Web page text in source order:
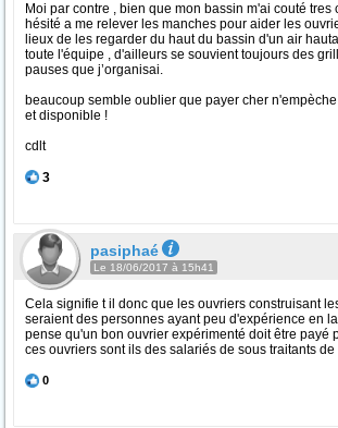
Moi par contre , bien que mon bassin m'ai couté tres
hésité a me relever les manches pour aider les
lieux de les regarder du haut du bassin d'un air
toute l'équipe , d'ailleurs se souvient toujours des
pauses que j’organisai.
beaucoup semble oublier que payer cher
et disponible !
cdlt
3
pasiphaé
Le 18/06/2017 à 15h41
Cela signifie t il donc que les ouvriers construisant
seraient des personnes ayant peu d'expérience en
pense qu'un bon ouvrier expérimenté doit être payé
ces ouvriers sont ils des salariés de sous traitants de
0